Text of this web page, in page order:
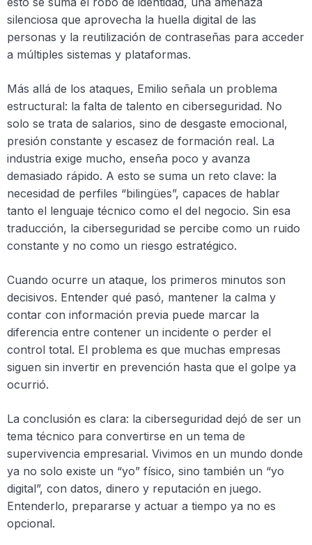
silenciosa que aprovecha la huella digital de las
personas y la reutilización de contraseñas para acceder
a múltiples sistemas y plataformas.
Más allá de los ataques, Emilio señala un problema
estructural: la falta de talento en ciberseguridad. No
solo se trata de salarios, sino de desgaste emocional,
presión constante y escasez de formación real. La
industria exige mucho, enseña poco y avanza
demasiado rápido. A esto se suma un reto clave: la
necesidad de perfiles “bilingües”, capaces de hablar
tanto el lenguaje técnico como el del negocio. Sin esa
traducción, la ciberseguridad se percibe como un ruido
constante y no como un riesgo estratégico.
Cuando ocurre un ataque, los primeros minutos son
decisivos. Entender qué pasó, mantener la calma y
contar con información previa puede marcar la
diferencia entre contener un incidente o perder el
control total. El problema es que muchas empresas
siguen sin invertir en prevención hasta que el golpe ya
ocurrió.
La conclusión es clara: la ciberseguridad dejó de ser un
tema técnico para convertirse en un tema de
supervivencia empresarial. Vivimos en un mundo donde
ya no solo existe un “yo” físico, sino también un “yo
digital”, con datos, dinero y reputación en juego.
Entenderlo, prepararse y actuar a tiempo ya no es
opcional.